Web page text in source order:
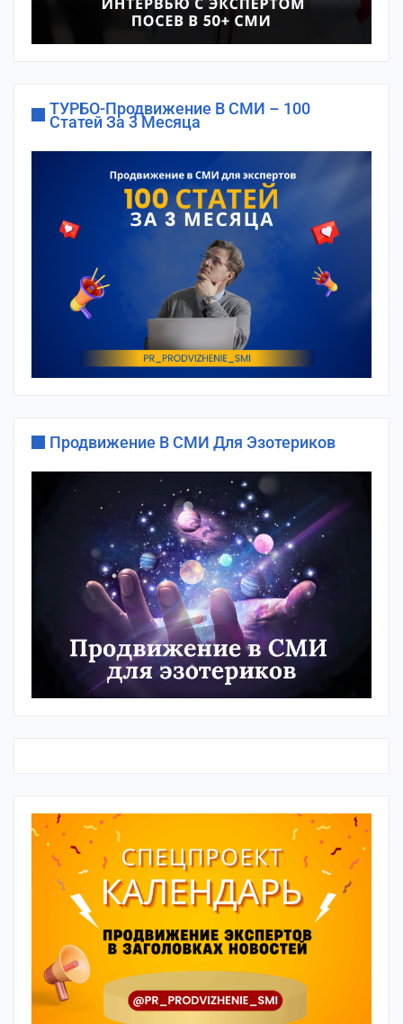
ТУРБО-Продвижение В СМИ – 100
Статей За 3 Месяца
Продвижение В СМИ Для Эзотериков